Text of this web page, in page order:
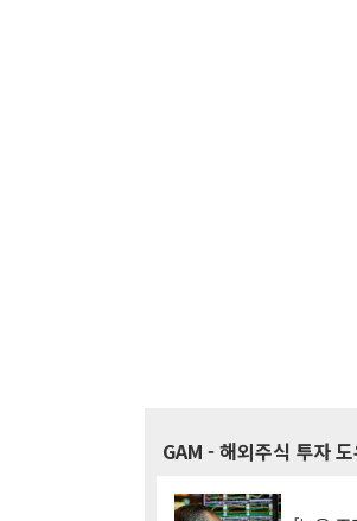
GAM - 해외주식 투자 도